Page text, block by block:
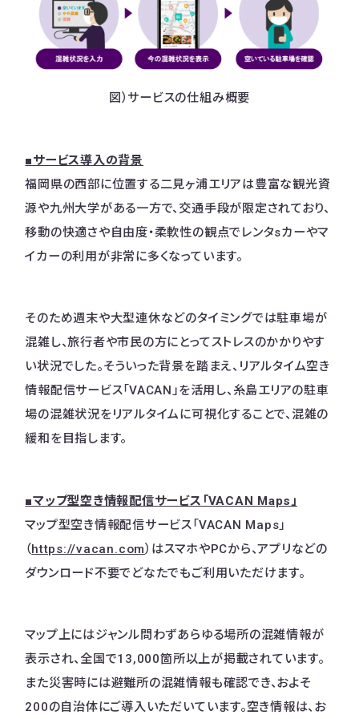
図）サービスの仕組み概要
■サービス導入の背景
福岡県の西部に位置する二見ヶ浦エリアは豊富な観光資
源や九州大学がある一方で、交通手段が限定されており、
移動の快適さや自由度・柔軟性の観点でレンタsカーやマ
イカーの利用が非常に多くなっています。
そのため週末や大型連休などのタイミングでは駐車場が
混雑し、旅行者や市民の方にとってストレスのかかりやす
い状況でした。そういった背景を踏まえ、リアルタイム空き
情報配信サービス「VACAN」を活用し、糸島エリアの駐車
場の混雑状況をリアルタイムに可視化することで、混雑の
緩和を目指します。
■マップ型空き情報配信サービス「VACAN Maps」
マップ型空き情報配信サービス「VACAN Maps」
（https://vacan.com）はスマホやPCから、アプリなどの
ダウンロード不要でどなたでもご利用いただけます。
マップ上にはジャンル問わずあらゆる場所の混雑情報が
表示され、全国で13,000箇所以上が掲載されています。
また災害時には避難所の混雑情報も確認でき、およそ
200の自治体にご導入いただいています。空き情報は、お